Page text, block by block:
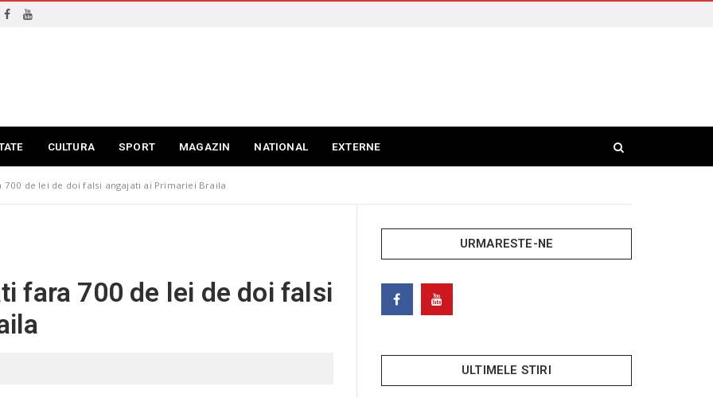
CULTURA SPORT MAGAZIN NATIONAL EXTERNE
de lei de doi falsi angajati ai Primariei Braila
fara 700 de lei de doi falsi
URMARESTE-NE
ULTIMELE STIRI